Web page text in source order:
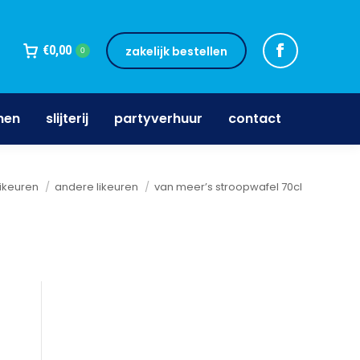
€0,00 0 zakelijk bestellen
slijterij partyverhuur contact
andere likeuren van meer’s stroopwafel 70cl